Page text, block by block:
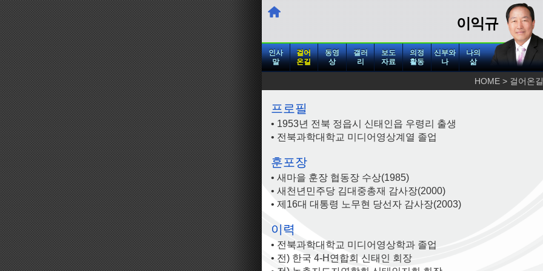
이익규
인사
말
걸어
온길
동영
상
갤러
리
보도
자료
의정
활동
신부와
나
나의
삶
HOME > 걸어온길
프로필
• 1953년 전북 정읍시 신태인읍 우령리 출생
• 전북과학대학교 미디어영상계열 졸업
훈포장
• 새마을 훈장 협동장 수상(1985)
• 새천년민주당 김대중총재 감사장(2000)
• 제16대 대통령 노무현 당선자 감사장(2003)
이력
• 전북과학대학교 미디어영상학과 졸업
• 전) 한국 4-H연합회 신태인 회장